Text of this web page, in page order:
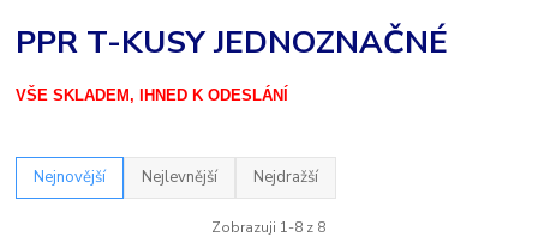
PPR T-KUSY JEDNOZNAČNÉ
VŠE SKLADEM, IHNED K ODESLÁNÍ
Nejnovější Nejlevnější Nejdražší
Zobrazuji 1-8 z 8